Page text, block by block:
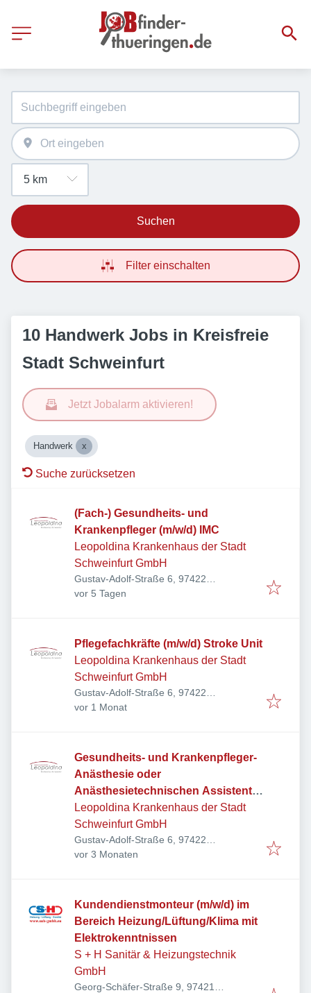
Suchen
Filter einschalten
10 Handwerk Jobs in Kreisfreie
Stadt Schweinfurt
Jetzt Jobalarm aktivieren!
Handwerk
Suche zurücksetzen
(Fach-) Gesundheits- und
Krankenpfleger (m/w/d) IMC
Leopoldina Krankenhaus der Stadt
Schweinfurt GmbH
Gustav-Adolf-Straße 6, 97422
Schweinfurt, Deutschland
Veröffentlicht
vor 5 Tagen
Pflegefachkräfte (m/w/d) Stroke Unit
Leopoldina Krankenhaus der Stadt
Schweinfurt GmbH
Gustav-Adolf-Straße 6, 97422
Schweinfurt, Deutschland
Veröffentlicht
vor 1 Monat
Gesundheits- und Krankenpfleger-
Anästhesie oder
Anästhesietechnischen Assistenten
(m/w/d) Zentral-OP
Leopoldina Krankenhaus der Stadt
Schweinfurt GmbH
Gustav-Adolf-Straße 6, 97422
Schweinfurt, Deutschland
Veröffentlicht:
vor 3 Monaten
Kundendienstmonteur (m/w/d) im
Bereich Heizung/Lüftung/Klima mit
Elektrokenntnissen
S + H Sanitär & Heizungstechnik
GmbH
Georg-Schäfer-Straße 9, 97421